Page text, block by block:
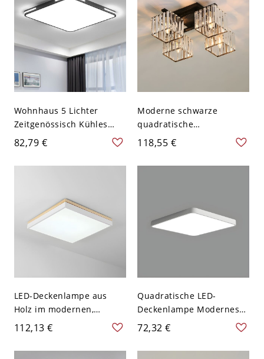
(Warm/Weiß/Neutrales
Licht dimmbar),
Quadratisch
(PMMA) Schirm im
schlichten Stil, 110V-120V,
20", quadratisch
Wohnhaus 5 Lichter
Zeitgenössisch Kühles
Licht Tinte Flush Mount
Deckenleuchte, Direkt
Verdrahtet Elektrisch,
82,79 €
Moderne schwarze
quadratische
Deckenleuchte mit klarem
Kristallglasschirm und
LED-Lampensockel - 110V-
118,55 €
LED-Deckenlampe aus
Holz im modernen,
einfachen Stil mit 1 Licht
für das Esszimmer -
Quadrat 110V-120V
112,13 €
Quadratische LED-
Deckenlampe Modernes
Acryl 1 Licht Flush Mount
für Schlafzimmer - Weiß
110V-120V 30,48 cm
72,32 €